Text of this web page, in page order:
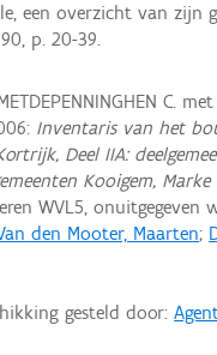
een overzicht van zijn
p. 20-39.
C.
Inventaris van het
Deel IIA:
Kooigem,
WVL5, onuitgegeven
den Mooter, Maarten;
gesteld door: